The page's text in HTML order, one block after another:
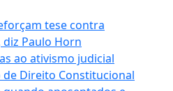
tese contra
Paulo Horn
ao ativismo judicial
de Direito Constitucional